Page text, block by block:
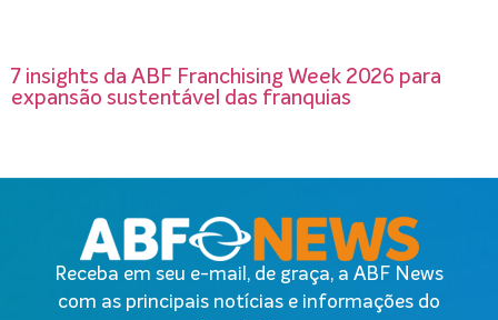
7 insights da ABF Franchising Week 2026 para
expansão sustentável das franquias
Receba em seu e-mail, de graça, a ABF News
com as principais notícias e informações do